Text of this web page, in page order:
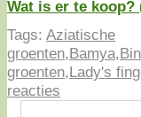
Wat is er te koop?
Tags: Aziatische
groenten,Bamya,
groenten,Lady's
reacties